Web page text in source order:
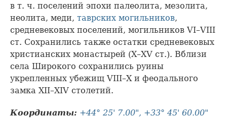
в т. ч. поселений эпохи палеолита, мезолита,
неолита, меди, таврских могильников,
средневековых поселений, могильников VI–VIII
ст. Сохранились также остатки средневековых
христианских монастырей (X–XV ст.). Вблизи
села Широкого сохранились руины
укрепленных убежищ VIII–X и феодального
замка XII–XIV столетий.
Координаты: +44° 25' 7.00", +33° 45' 60.00"